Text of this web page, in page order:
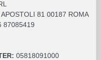
APOSTOLI 81 00187 ROMA
87085419
05818091000